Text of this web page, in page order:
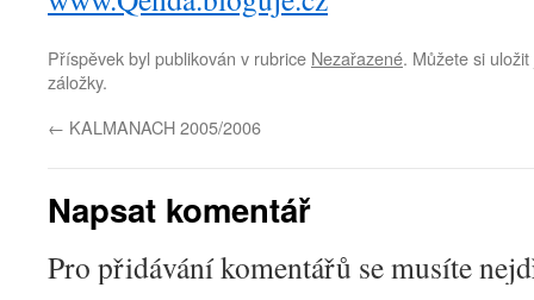
Příspěvek byl publikován v rubrice Nezařazené. Můžete si
záložky.
← KALMANACH 2005/2006
Napsat komentář
Pro přidávání komentářů se musíte